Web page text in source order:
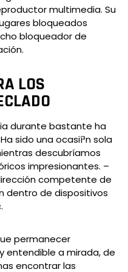
multimedia. Su
bloqueados
bloqueador de
LOS
durante bastante ha
sido una ocasií³n sola
descubríamos
impresionantes. –
competente de
dentro de dispositivos
permanecer
entendible a mirada, de
encontrar las